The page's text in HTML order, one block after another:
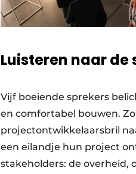
Luisteren naar
Vijf boeiende sprekers
en comfortabel bouwen.
projectontwikkelaarsbril
een eilandje hun project
stakeholders: de overheid,